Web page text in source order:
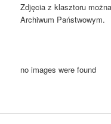
Zdjęcia z klasztoru
Archiwum Państwowym.
no images were found